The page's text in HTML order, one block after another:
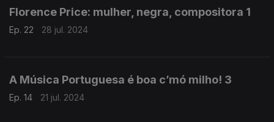
Florence Price: mulher, negra, compositora 1
Ep. 22 28 jul. 2024
A Música Portuguesa é boa c’mó milho! 3
Ep. 14 21 jul. 2024